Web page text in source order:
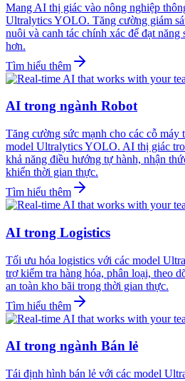
Mang AI thị giác vào nông nghiệp
Ultralytics YOLO. Tăng cường giám
nuôi và canh tác chính xác để đạt năng
hơn.
Tìm hiểu thêm
AI trong ngành Robot
Tăng cường sức mạnh cho các cỗ máy
model Ultralytics YOLO. AI thị giác
khả năng điều hướng tự hành, nhận
khiển thời gian thực.
Tìm hiểu thêm
AI trong Logistics
Tối ưu hóa logistics với các model
trợ kiểm tra hàng hóa, phân loại, theo
an toàn kho bãi trong thời gian thực.
Tìm hiểu thêm
AI trong ngành Bán lẻ
Tái định hình bán lẻ với các model